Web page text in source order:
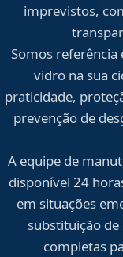
imprevistos,
Somos referência
vidro na sua
praticidade,
prevenção de
A equipe de
disponível 24
em situações
substituição
completas